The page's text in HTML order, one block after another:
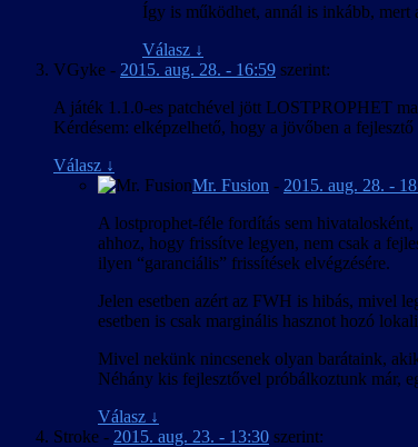
Így is működhet, annál is inkább, mert
Válasz ↓
VGyke - 2015. aug. 28. - 16:59 szerint:
A játék 1.1.0-es patchével jött LOSTPROPHET
Kérdésem: elképzelhető, hogy a jövőben a
Válasz ↓
Mr. Fusion - 2015. aug. 28. -
A lostprophet-féle fordítás sem
ahhoz, hogy frissítve legyen, nem csak a
ilyen “garanciális” frissítések elvégzésére.
Jelen esetben azért az FWH is hibás, mivel
esetben is csak marginális hasznot hozó
Mivel nekünk nincsenek olyan barátaink,
Néhány kis fejlesztővel próbálkoztunk már,
Válasz ↓
Stroke - 2015. aug. 23. - 13:30 szerint: